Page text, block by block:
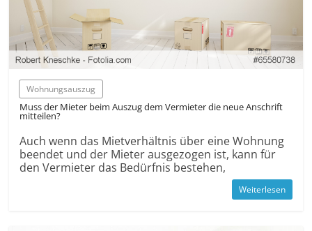
Wohnungsauszug
Muss der Mieter beim Auszug dem Vermieter die neue Anschrift
mitteilen?
Auch wenn das Miet­verhältnis über eine Wohnung
beendet und der Mieter ausgezogen ist, kann für
den Vermieter das Bedürfnis bestehen,
Weiterlesen